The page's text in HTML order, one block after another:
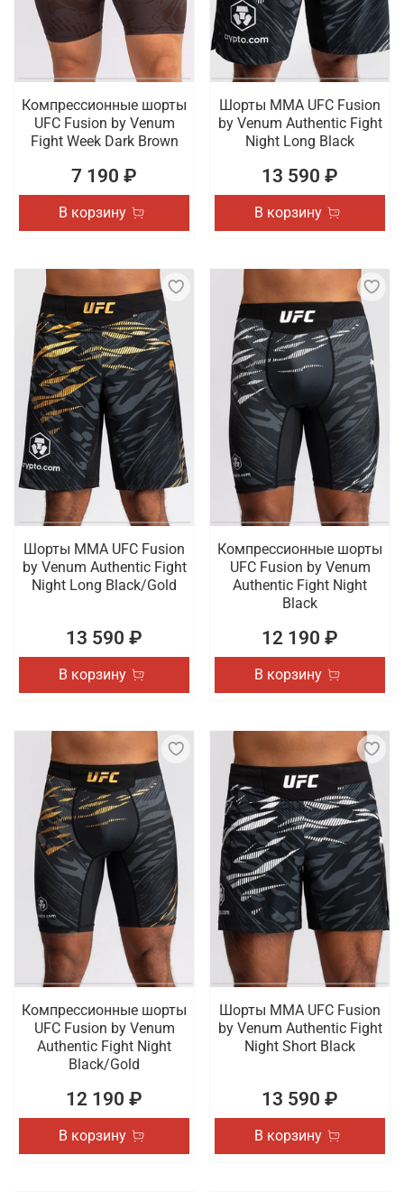
Компрессионные шорты
UFC Fusion by Venum
Fight Week Dark Brown
7 190 ₽
В корзину
Шорты ММА UFC Fusion
by Venum Authentic Fight
Night Long Black
13 590 ₽
В корзину
Шорты ММА UFC Fusion
by Venum Authentic Fight
Night Long Black/Gold
13 590 ₽
В корзину
Компрессионные шорты
UFC Fusion by Venum
Authentic Fight Night
Black
12 190 ₽
В корзину
Компрессионные шорты
UFC Fusion by Venum
Authentic Fight Night
Black/Gold
12 190 ₽
В корзину
Шорты ММА UFC Fusion
by Venum Authentic Fight
Night Short Black
13 590 ₽
В корзину